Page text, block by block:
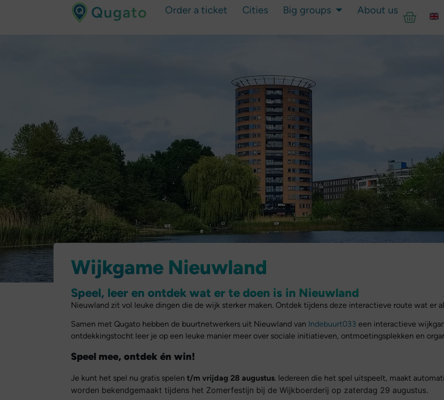
Order a ticket Cities Big groups About us
Wijkgame Nieuwland
Speel, leer en ontdek wat er te doen is in Nieuwland
Nieuwland zit vol leuke dingen die de wijk sterker maken. Ontdek tijdens deze interactieve route wat er
Samen met Qugato hebben de buurtnetwerkers uit Nieuwland van Indebuurt033 een interactieve
ontdekkingstocht leer je op een leuke manier meer over sociale initiatieven, ontmoetingsplekken en
Speel mee, ontdek én win!
Je kunt het spel nu gratis spelent/m vrijdag 28 augustus. Iedereen die het spel uitspeelt, maakt
worden bekendgemaakt tijdens het Zomerfestijn bij de Wijkboerderij op zaterdag 29 augustus.